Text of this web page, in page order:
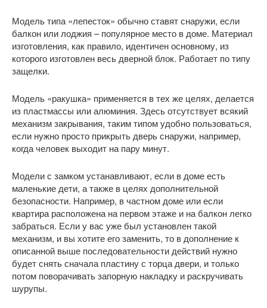
Модель типа «лепесток» обычно ставят снаружи, если
балкон или лоджия – популярное место в доме. Материал
изготовления, как правило, идентичен основному, из
которого изготовлен весь дверной блок. Работает по типу
защелки.
Модель «ракушка» применяется в тех же целях, делается
из пластмассы или алюминия. Здесь отсутствует всякий
механизм закрывания, таким типом удобно пользоваться,
если нужно просто прикрыть дверь снаружи, например,
когда человек выходит на пару минут.
Модели с замком устанавливают, если в доме есть
маленькие дети, а также в целях дополнительной
безопасности. Например, в частном доме или если
квартира расположена на первом этаже и на балкон легко
забраться. Если у вас уже был установлен такой
механизм, и вы хотите его заменить, то в дополнение к
описанной выше последовательности действий нужно
будет снять сначала пластину с торца двери, и только
потом поворачивать запорную накладку и раскручивать
шурупы.